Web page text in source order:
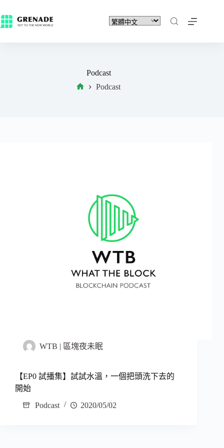
Podcast
Podcast
WTB | 區塊夜未眠
【EP0 試播集】試試水溫，一個把頭洗下去的
開始
Podcast
2020/05/02